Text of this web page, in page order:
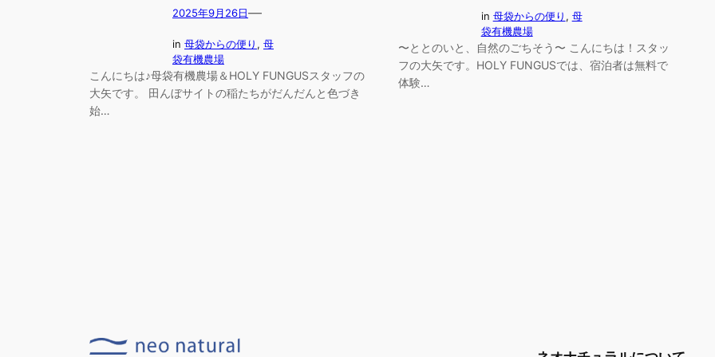
2025年9月26日 —
in 母袋からの便り , 母
袋有機農場
こんにちは♪母袋有機農場＆HOLY FUNGUSスタッフの
大矢です。 田んぼサイトの稲たちがだんだんと色づき
始…
in 母袋からの便り , 母
袋有機農場
〜ととのいと、自然のごちそう〜 こんにちは！スタッ
フの大矢です。HOLY FUNGUSでは、宿泊者は無料で
体験…